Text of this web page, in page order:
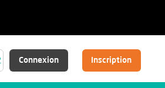
Connexion Inscription